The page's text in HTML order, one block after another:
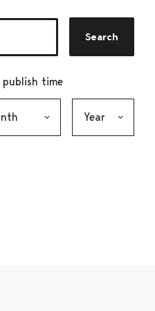
Search
publish time